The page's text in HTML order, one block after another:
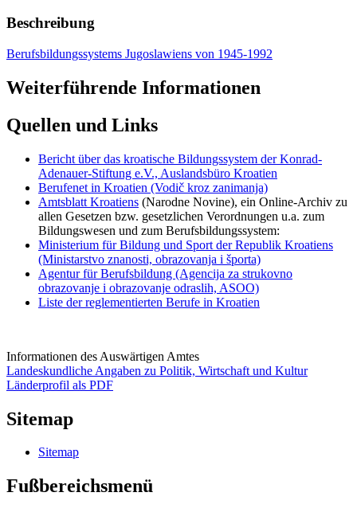
Beschreibung
Berufsbildungssystems Jugoslawiens von 1945-1992
Weiterführende Informationen
Quellen und Links
Bericht über das kroatische Bildungssystem der Konrad-
Adenauer-Stiftung e.V., Auslandsbüro Kroatien
Berufenet in Kroatien (Vodič kroz zanimanja)
Amtsblatt Kroatiens (Narodne Novine), ein Online-Archiv zu
allen Gesetzen bzw. gesetzlichen Verordnungen u.a. zum
Bildungswesen und zum Berufsbildungssystem:
Ministerium für Bildung und Sport der Republik Kroatiens
(Ministarstvo znanosti, obrazovanja i športa)
Agentur für Berufsbildung (Agencija za strukovno
obrazovanje i obrazovanje odraslih, ASOO)
Liste der reglementierten Berufe in Kroatien
Informationen des Auswärtigen Amtes
Landeskundliche Angaben zu Politik, Wirtschaft und Kultur
Länderprofil als PDF
Sitemap
Sitemap
Fußbereichsmenü